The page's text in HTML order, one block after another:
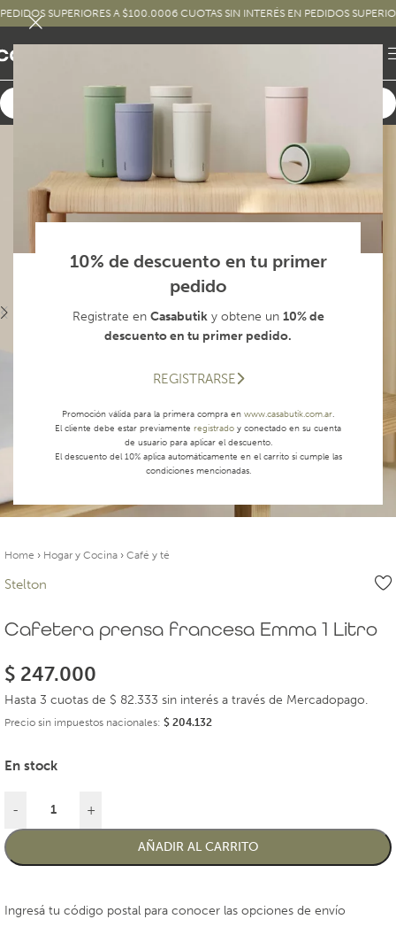
10% de descuento en tu primer
pedido
Registrate en Casabutiky obtene un 10% de
descuento en tu primer pedido.
REGISTRARSE
Promoción válida para la primera compra en www.casabutik.com.ar.
El cliente debe estar previamente registrado y conectado en su cuenta
de usuario para aplicar el descuento.
El descuento del 10% aplica automáticamente en el carrito si cumple las
condiciones mencionadas.
SUPERIORES A $100.0006 CUOTAS SIN INTERÉS EN PEDIDOS
Home › Hogar y Cocina › Café y té
Stelton
Cafetera prensa francesa Emma 1 Litro
$ 247.000
Hasta 3 cuotas de $ 82.333 sin interés a través de Mercadopago.
Precio sin impuestos nacionales: $ 204.132
En stock
- +
AÑADIR AL CARRITO
Ingresá tu código postal para conocer las opciones de envío